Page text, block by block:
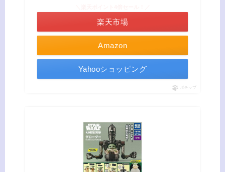
Amazon
楽天市場
Yahooショッピング
ポチップ